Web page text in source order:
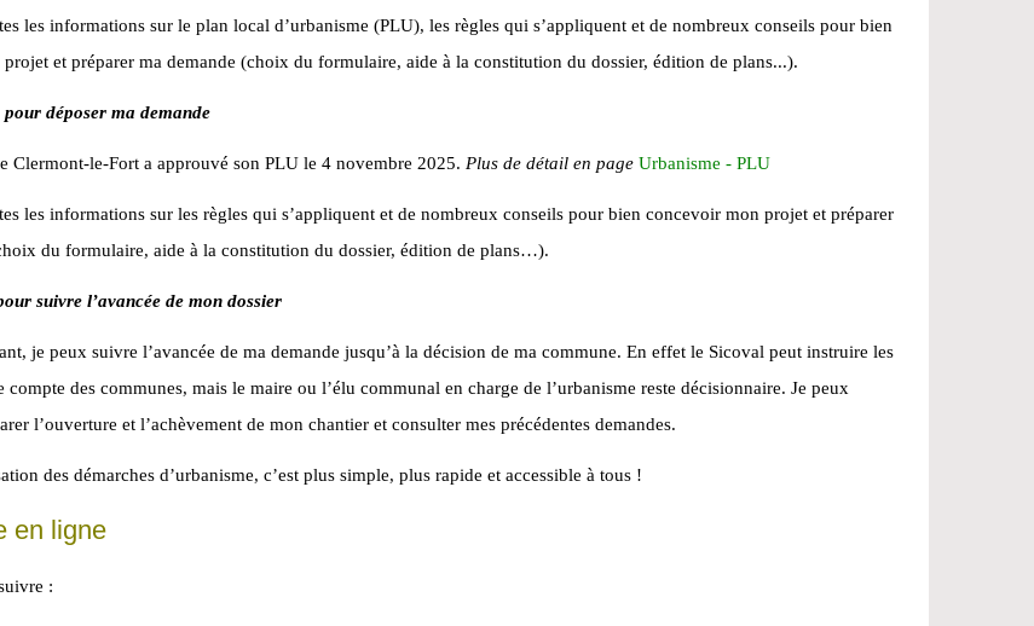
les informations sur le plan local d’urbanisme (PLU), les règles qui s’appliquent et de nombreux conseils pour bien
et préparer ma demande (choix du formulaire, aide à la constitution du dossier, édition de plans...).
déposer ma demande
Clermont-le-Fort a approuvé son PLU le 4 novembre 2025. Plus de détail en page Urbanisme - PLU
les informations sur les règles qui s’appliquent et de nombreux conseils pour bien concevoir mon projet et préparer
du formulaire, aide à la constitution du dossier, édition de plans…).
suivre l’avancée de mon dossier
je peux suivre l’avancée de ma demande jusqu’à la décision de ma commune. En effet le Sicoval peut instruire les
compte des communes, mais le maire ou l’élu communal en charge de l’urbanisme reste décisionnaire. Je peux
l’ouverture et l’achèvement de mon chantier et consulter mes précédentes demandes.
des démarches d’urbanisme, c’est plus simple, plus rapide et accessible à tous !
en ligne
: